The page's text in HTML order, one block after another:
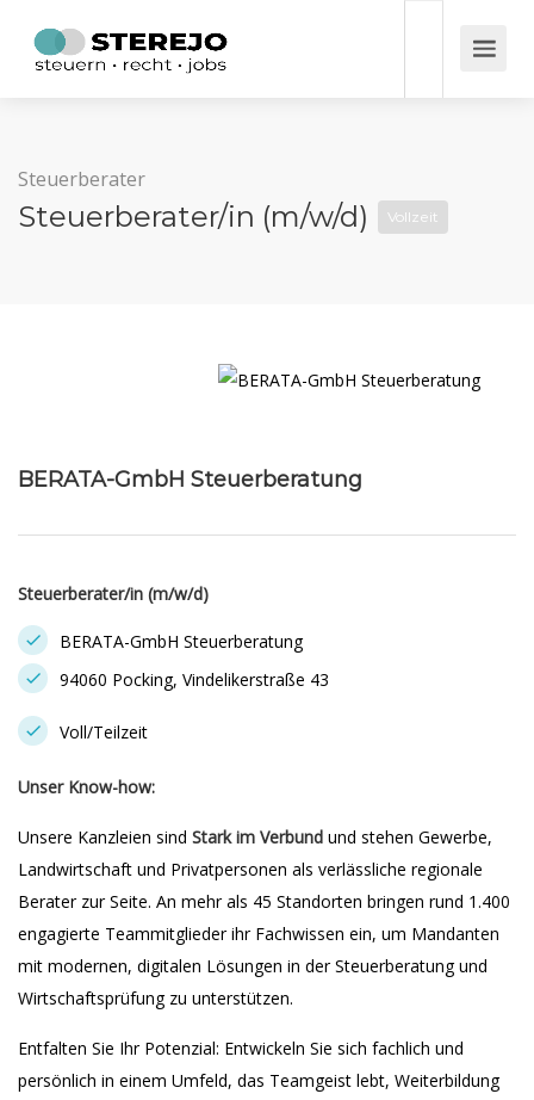
Steuerberater
Steuerberater/in (m/w/d) Vollzeit
BERATA-GmbH Steuerberatung
Steuerberater/in (m/w/d)
BERATA-GmbH Steuerberatung
94060 Pocking, Vindelikerstraße 43
Voll/Teilzeit
Unser Know-how:
Unsere Kanzleien sind Stark im Verbund und stehen Gewerbe,
Landwirtschaft und Privatpersonen als verlässliche regionale
Berater zur Seite. An mehr als 45 Standorten bringen rund 1.400
engagierte Teammitglieder ihr Fachwissen ein, um Mandanten
mit modernen, digitalen Lösungen in der Steuerberatung und
Wirtschaftsprüfung zu unterstützen.
Entfalten Sie Ihr Potenzial: Entwickeln Sie sich fachlich und
persönlich in einem Umfeld, das Teamgeist lebt, Weiterbildung